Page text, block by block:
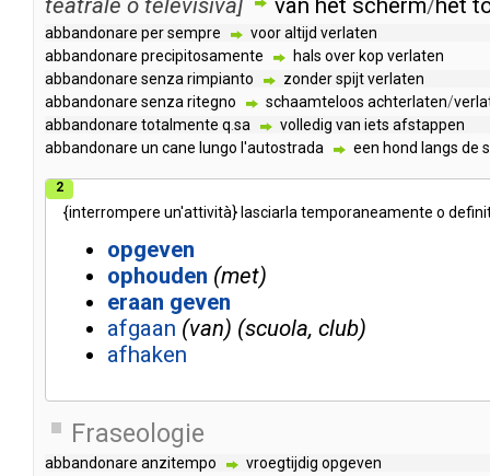
teatrale o televisiva] van het scherm/het
abbandonare persempre vooraltijd verlaten
abbandonare precipitosamente hals over kop verlaten
abbandonare senza rimpianto zonderspijtverlaten
abbandonare senza ritegno schaamteloos achterlaten/
abbandonare totalmente q sa volledig van iets afstappen
abbandonare un cane lungo l'autostrada een hond langs de
2
{interrompere un'attività} lasciarla temporaneamente o
opgeven
ophouden met
eraan geven
afgaan van
scuola, club
afhaken
Fraseologie
abbandonare anzitempo vroegtijdig opgeven